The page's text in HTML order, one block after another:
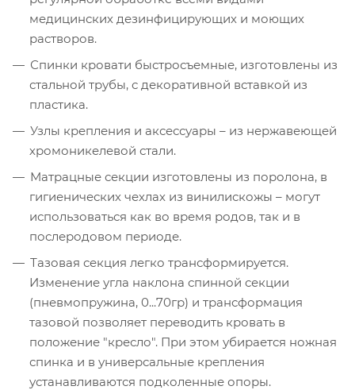
медицинских дезинфицирующих и моющих
растворов.
Спинки кровати быстросъемные, изготовлены из
стальной трубы, с декоративной вставкой из
пластика.
Узлы крепления и аксессуары – из нержавеющей
хромоникелевой стали.
Матрацные секции изготовлены из поролона, в
гигиенических чехлах из винилискожы – могут
использоваться как во время родов, так и в
послеродовом периоде.
Тазовая секция легко трансформируется.
Изменение угла наклона спинной секции
(пневмопружина, 0...70гр) и трансформация
тазовой позволяет переводить кровать в
положение "кресло". При этом убирается ножная
спинка и в универсальные крепления
устанавливаются подколенные опоры.